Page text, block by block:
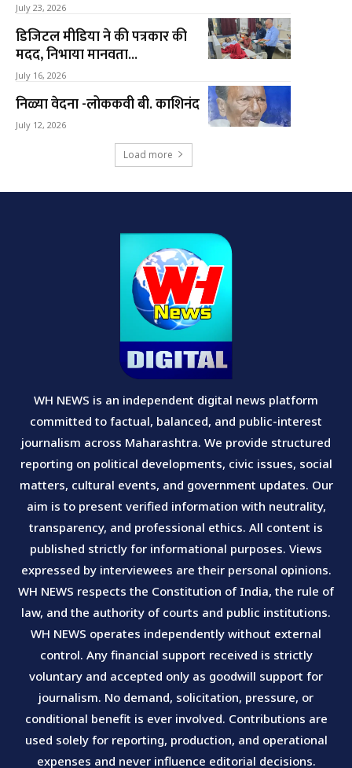
July 23, 2026
डिजिटल मीडिया ने की पत्रकार की
मदद, निभाया मानवता...
July 16, 2026
निळ्या वेदना -लोककवी बी. काशिनंद
July 12, 2026
Load more
WH NEWS is an independent digital news platform
committed to factual, balanced, and public-interest
journalism across Maharashtra. We provide structured
reporting on political developments, civic issues, social
matters, cultural events, and government updates. Our
aim is to present verified information with neutrality,
transparency, and professional ethics. All content is
published strictly for informational purposes. Views
expressed by interviewees are their personal opinions.
WH NEWS respects the Constitution of India, the rule of
law, and the authority of courts and public institutions.
WH NEWS operates independently without external
control. Any financial support received is strictly
voluntary and accepted only as goodwill support for
journalism. No demand, solicitation, pressure, or
conditional benefit is ever involved. Contributions are
used solely for reporting, production, and operational
expenses and never influence editorial decisions.